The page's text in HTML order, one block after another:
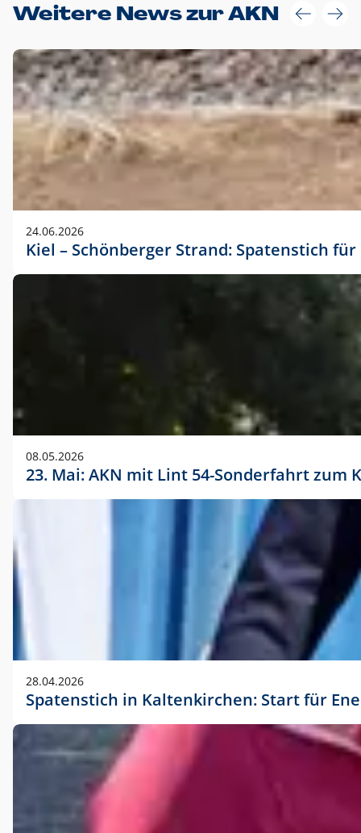
Weitere News zur AKN
24.06.2026
Kiel – Schönberger Strand: Spatenstich
08.05.2026
23. Mai: AKN mit Lint 54-Sonderfahrt
28.04.2026
Spatenstich in Kaltenkirchen: Start für